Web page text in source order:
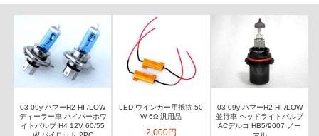
03-09y ハマーH2 HI /LOW
ディーラー車 ハイパーホワ
イトバルブ H4 12V 60/55
LED ウインカー用抵抗 50
W 6Ω 汎用品
2,000円
03-09y ハマーH2 HI /LOW
並行車 ヘッドライトバルブ
ACデルコ HB5/9007 ノー